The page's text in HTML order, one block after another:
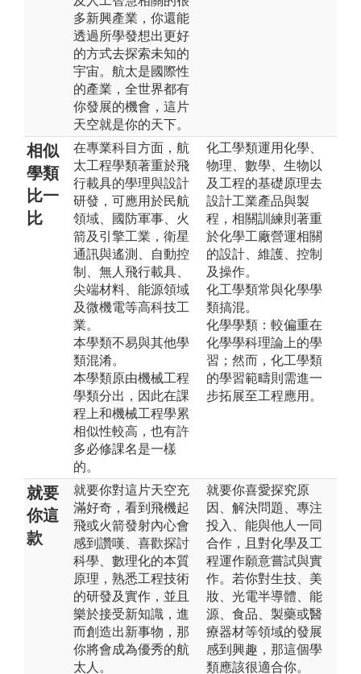
多新興產業，你還能
透過所學發想出更好
的方式去探索未知的
宇宙。航太是國際性
的產業，全世界都有
你發展的機會，這片
天空就是你的天下。
相似
學類
比一
比
在專業科目方面，航
太工程學類著重於飛
行載具的學理與設計
研發，可應用於民航
領域、國防軍事、火
箭及引擎工業，衛星
通訊與遙測、自動控
制、無人飛行載具、
尖端材料、能源領域
及微機電等高科技工
業。
本學類不易與其他學
類混淆。
本學類原由機械工程
學類分出，因此在課
程上和機械工程學累
相似性較高，也有許
多必修課名是一樣
的。
化工學類運用化學、
物理、數學、生物以
及工程的基礎原理去
設計工業產品與製
程，相關訓練則著重
於化學工廠營運相關
的設計、維護、控制
及操作。
化工學類常與化學學
類搞混。
化學學類：較偏重在
化學學科理論上的學
習；然而，化工學類
的學習範疇則需進一
步拓展至工程應用。
就要
你這
款
就要你對這片天空充
滿好奇，看到飛機起
飛或火箭發射內心會
感到讚嘆、喜歡探討
科學、數理化的本質
原理，熟悉工程技術
的研發及實作，並且
樂於接受新知識，進
而創造出新事物，那
你將會成為優秀的航
太人。
就要你喜愛探究原
因、解決問題、專注
投入、能與他人一同
合作，且對化學及工
程運作願意嘗試與實
作。若你對生技、美
妝、光電半導體、能
源、食品、製藥或醫
療器材等領域的發展
感到興趣，那這個學
類應該很適合你。